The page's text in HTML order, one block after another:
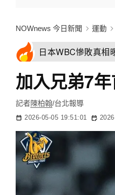
NOWnews 今日新聞 運動
日本WBC慘敗真
加入兄弟7
記者陳柏翰/台北報導
2026-05-05 19:51:01